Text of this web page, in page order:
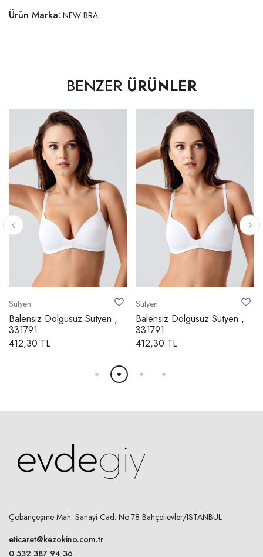
Ürün Marka: NEW BRA
BENZER ÜRÜNLER
Sütyen
Balensiz Dolgusuz Sütyen ,
331791
412,30 TL
Sütyen
Balensiz Dolgusuz Sütyen ,
331791
412,30 TL
Çobançeşme Mah. Sanayi Cad. No:78 Bahçelievler/ISTANBUL
eticaret@kezokino.com.tr
0 532 387 94 36